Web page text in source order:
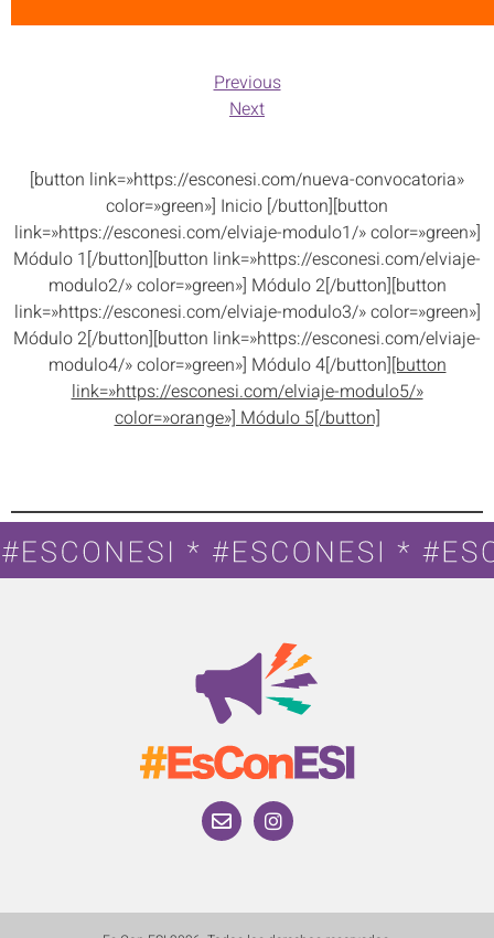
Previous
Next
[button link=»https://esconesi.com/nueva-convocatoria»
color=»green»] Inicio [/button][button
link=»https://esconesi.com/elviaje-modulo1/» color=»green»]
Módulo 1[/button][button link=»https://esconesi.com/elviaje-
modulo2/» color=»green»] Módulo 2[/button][button
link=»https://esconesi.com/elviaje-modulo3/» color=»green»]
Módulo 2[/button][button link=»https://esconesi.com/elviaje-
modulo4/» color=»green»] Módulo 4[/button][button
link=»https://esconesi.com/elviaje-modulo5/»
color=»orange»] Módulo 5[/button]